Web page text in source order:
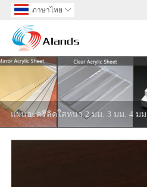
ภาษาไทย 
แผ่นอะครีลิคใสหนา 2 มม. 3 มม. 4 ม